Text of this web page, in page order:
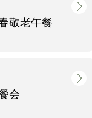
敬老午餐
会